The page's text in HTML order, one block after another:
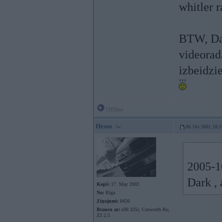
whitler
BTW,
Hesus 06. Oct 2005,
Kopš: 17. May 2002
No: Rīga
Ziņojumi: 8426
Braucu ar: e30 325i; Cosworth Rs;
Z3 2.5
2005-
Dark ,